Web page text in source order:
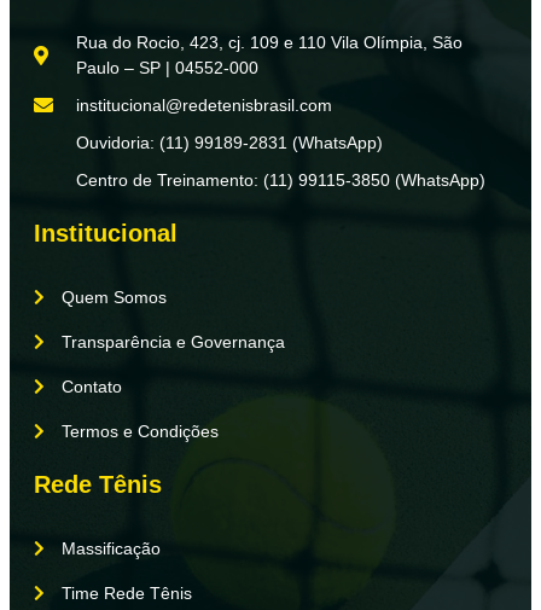
Rua do Rocio, 423, cj. 109 e 110 Vila Olímpia, São
Paulo – SP | 04552-000
institucional@redetenisbrasil.com
Ouvidoria: (11) 99189-2831 (WhatsApp)
Centro de Treinamento: (11) 99115-3850 (WhatsApp)
Institucional
Quem Somos
Transparência e Governança
Contato
Termos e Condições
Rede Tênis
Massificação
Time Rede Tênis